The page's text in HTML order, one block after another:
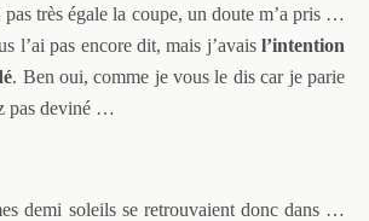
très égale la coupe, un doute m’a pris …
l’ai pas encore dit, mais j’avaisl’intention
. Ben oui, comme je vous le dis car je parie
pas deviné …
demi soleils se retrouvaient donc dans …